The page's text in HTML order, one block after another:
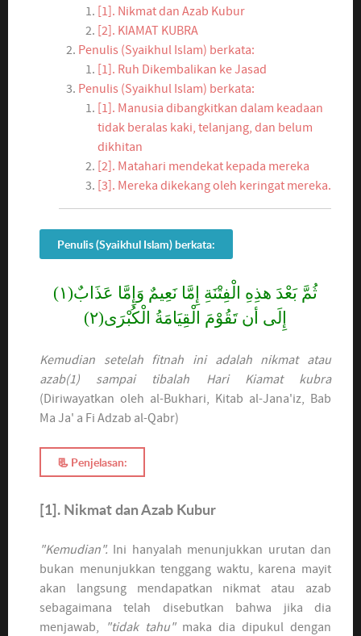
[1]. Nikmat dan Azab Kubur
[2]. KIAMAT KUBRA
Penulis (Syaikhul Islam) berkata:
[1]. Ruh Dikembalikan ke Jasad
Penulis (Syaikhul Islam) berkata:
[1]. Manusia dibangkitkan dalam keadaan
tidak beralas kaki, telanjang, dan belum
dikhitan
[2]. Matahari mendekat kepada mereka
[3]. Mereka dikekang oleh keringat mereka.
Penulis (Syaikhul Islam) berkata:
ثُمَّ بَعْدَ هذِهِ الْفِتْنَةِ إِمَّا نَعِيمٌ وَإِمَّا عَذَابٌ(١)
إِلَى أن تَقُوْمَ الْقِيَامَةُ الْكُبْرَی(٢)
Kemudian setelah fitnah ini adalah nikmat atau
azab(1) sampai tibalah Hari Kiamat kubra
(Diriwayatkan oleh al-Bukhari, Kitab al-Jana'iz, Bab
Ma Ja' a Fi Adzab al-Qabr)
📃 Penjelasan:
[1]. Nikmat dan Azab Kubur
"Kemudian". Ini hanyalah menunjukkan urutan dan
bukan menunjukkan tenggang waktu, karena mayit
akan langsung mendapatkan nikmat atau azab
sebagaimana telah disebutkan bahwa jika dia
menjawab,
"tidak tahu"maka dia dipukul dengan